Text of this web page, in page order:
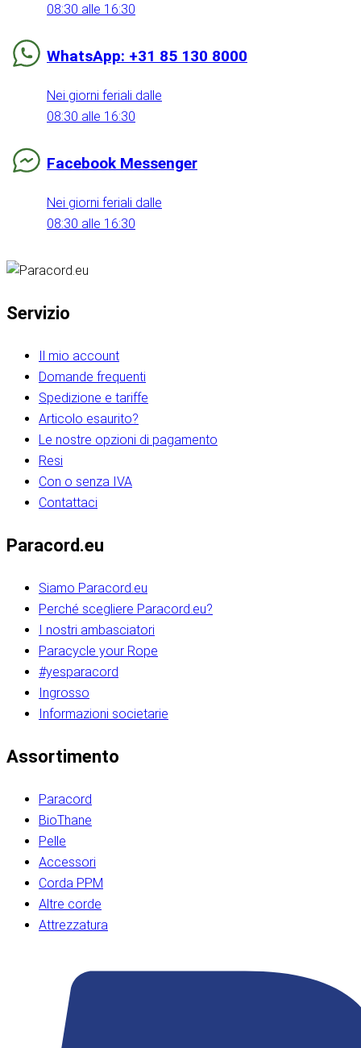
08:30 alle 16:30
WhatsApp: +31 85 130 8000
Nei giorni feriali dalle
08:30 alle 16:30
Facebook Messenger
Nei giorni feriali dalle
08:30 alle 16:30
Servizio
Il mio account
Domande frequenti
Spedizione e tariffe
Articolo esaurito?
Le nostre opzioni di pagamento
Resi
Con o senza IVA
Contattaci
Paracord.eu
Siamo Paracord.eu
Perché scegliere Paracord.eu?
I nostri ambasciatori
Paracycle your Rope
#yesparacord
Ingrosso
Informazioni societarie​​​​‌ ‍ ​‍​‍‌‍ ‌ ​‍‌‍‍‌‌‍‌ ‌‍‍‌‌‍ ‍​‍​‍​ ‍‍​‍​‍‌ ​ ‌‍​‌‌‍ ‍‌‍‍‌‌ ‌​‌ ‍‌​‍ ‍‌‍‍‌‌‍ ​‍​‍​‍ ​​‍​‍‌‍‍​‌ ​‍‌‍‌‌‌‍‌‍​‍​‍​ ‍‍​‍​‍‌‍‍​‌ ‌​‌ ‌​‌ ​​‌ ​ ​ ‍‍​‍ ​‍ ‌ ​​‌‍​‌‌ ​‍‌‍​‌‌‍​ ‌‍ ‌ ​‍‌‍‌​​‍ ‍‌ ​ ‌‍​‌‌‍ ‍‌‍‍‌‌ ‌​‌ ‍‌​‍ ‍‌ ​ ‌ ‌​‌ ‌‌‌‍‌​‌‍‍‌‌‍ ​‍ ‌‍‍‌‌‍ ‍‌ ‌​‌‍‌‌‌‍ ‍‌ ‌​​‍ ‌‍‌‌‌‍‌​‌‍‍‌‌ ‌​​‍ ‌‍ ‌‌‍ ‌‍‌​‌‍‌‌​ ‌‌ ​​‌ ​‍‌‍‌‌‌ ​ ‌‍‌‌‌‍ ‍‌ ‌​‌‍​‌‌ ‌​‌‍‍‌‌‍ ‌‍ ‍​ ‍ ‌‍‍‌‌‍‌​​ ‌‌‍‌‍‌‍ ‌‍ ‌ ‌​‌‍‌‌‌ ​‍​‍ ‌‌‍​‍‌ ​‍‌‍​‌‌‍ ‍‌‍‌​​‍ ‌‌‍‍‌‌‍ ‌‌ ​​‌ ​‍‌‍‍‌‌‍ ‍‌ ‌​​ ‍ ‌ ‌​‌ ‍‌‌ ​​‌‍‌‌​ ‌‌ ‌​‌ ​‍‌‍​‌‌‍ ‍‌ ​ ‌‍ ​‌‍​‌‌ ‌​‌‍‌‌‌‍‌​​‍ ‌‌‍ ‌‌‍‌‌‌ ​ ‌ ​ ‌‍​‌‌‍‌ ‌‍‌‌​ ‍ ‌ ​​‌‍​‌‌ ‌​‌‍‍​​ ‌‌ ‌‍‌‍​‌‌‍ ​‌ ‌‌‌‍‌‌​‍ ‍‌‍‍‌‌ ‌​‌‌ ‌​‍‌‌‌‌​​ ‌‍​‍‌‍​‌‌ ​ ‌‍‌‌‌‌‌‌‌ ​‍‌‍ ​​ ‌‌‍‍​‌ ‌​‌ ‌​‌ ​​‌ ​ ​‍‌‌​ ​ ‌​​‌​‍‌‌​ ​‍‌​‌‍​‍‌‌​ ​‍‌​‌‍‌ ​​‌‍​‌‌ ​‍‌‍​‌‌‍​ ‌‍ ‌ ​‍‌‍‌​​‍ ‍‌ ​ ‌‍​‌‌‍ ‍‌‍‍‌‌ ‌​‌ ‍‌​‍ ‍‌ ​ ‌ ‌​‌ ‌‌‌‍‌​‌‍‍‌‌‍ ​‍‌‍‌‍‍‌‌‍‌​​ ‌‌‍‌‍‌‍ ‌‍ ‌ ‌​‌‍‌‌‌ ​‍​‍ ‌‌‍​‍‌ ​‍‌‍​‌‌‍ ‍‌‍‌​​‍ ‌‌‍‍‌‌‍ ‌‌ ​​‌ ​‍‌‍‍‌‌‍ ‍‌ ‌​​‍‌‍‌ ‌​‌ ‍‌‌ ​​‌‍‌‌​ ‌‌ ‌​‌ ​‍‌‍​‌‌‍ ‍‌ ​ ‌‍ ​‌‍​‌‌ ‌​‌‍‌‌‌‍‌​​‍ ‌‌‍ ‌‌‍‌‌‌ ​ ‌ ​ ‌‍​‌‌‍‌ ‌‍‌‌​‍‌‍‌ ​​‌‍​‌‌ ‌​‌‍‍​​ ‌‌ ‌‍‌‍​‌‌‍ ​‌ ‌‌‌‍‌‌​‍ ‍‌‍‍‌‌ ‌​‌‌ ‌​‍‌‌‌‌​​‍‌‍‌ ​​‌‍‌‌‌ ​‍‌ ​ ‌ ​​‌‍‌‌‌‍​ ‌ ‌​‌‍‍‌‌ ‌‍‌‍‌‌​ ‌‌ ​​‌ ‌‌‌‍​‍‌‍ ​‌‍‍‌‌ ​ ‌‍‍​‌‍‌‌‌‍‌​​‍​‍‌ ‌​​​​‌ ‍ ​‍​‍‌‍ ‌ ​‍‌‍‍‌‌‍‌ ‌‍‍‌‌‍ ‍​‍​‍​ ‍‍​‍​‍‌ ​ ‌‍​‌‌‍ ‍‌‍‍‌‌ ‌​‌ ‍‌​‍ ‍‌‍‍‌‌‍ ​‍​‍​‍ ​​‍​‍‌‍‍​‌ ​‍‌‍‌‌‌‍‌‍​‍​‍​ ‍‍​‍​‍‌‍‍​‌ ‌​‌ ‌​‌ ​​‌ ​ ​ ‍‍​‍ ​‍ ‌ ​​‌‍​‌‌ ​‍‌‍​‌‌‍​ ‌‍ ‌ ​‍‌‍‌​​‍ ‍‌ ​ ‌‍​‌‌‍ ‍‌‍‍‌‌ ‌​‌ ‍‌​‍ ‍‌ ​ ‌ ‌​‌ ‌‌‌‍‌​‌‍‍‌‌‍ ​‍ ‌‍‍‌‌‍ ‍‌ ‌​‌‍‌‌‌‍ ‍‌ ‌​​‍ ‌‍‌‌‌‍‌​‌‍‍‌‌ ‌​​‍ ‌‍ ‌‌‍ ‌‍‌​‌‍‌‌​ ‌‌ ​​‌ ​‍‌‍‌‌‌ ​ ‌‍‌‌‌‍ ‍‌ ‌​‌‍​‌‌ ‌​‌‍‍‌‌‍ ‌‍ ‍​ ‍ ‌‍‍‌‌‍‌​​ ‌‌‍‌‍‌‍ ‌‍ ‌ ‌​‌‍‌‌‌ ​‍​‍ ‌‌‍​‍‌ ​‍‌‍​‌‌‍ ‍‌‍‌​​‍ ‌‌‍‍‌‌‍ ‌‌ ​​‌ ​‍‌‍‍‌‌‍ ‍‌ ‌​​ ‍ ‌ ‌​‌ ‍‌‌ ​​‌‍‌‌​ ‌‌ ‌​‌ ​‍‌‍​‌‌‍ ‍‌ ​ ‌‍ ​‌‍​‌‌ ‌​‌‍‌‌‌‍‌​​‍ ‌‌‍ ‌‌‍‌‌‌ ​ ‌ ​ ‌‍​‌‌‍‌ ‌‍‌‌​ ‍ ‌ ​​‌‍​‌‌ ‌​‌‍‍​​ ‌‌ ‌‍‌‍​‌‌‍ ​‌ ‌‌‌‍‌‌​‍ ‍‌‍‍‌‌ ‌​‌‌ ‌​‍‌‌‌‌​​ ‌‍​‍‌‍​‌‌ ​ ‌‍‌‌‌‌‌‌‌ ​‍‌‍ ​​ ‌‌‍‍​‌ ‌​‌ ‌​‌ ​​‌ ​ ​‍‌‌​ ​ ‌​​‌​‍‌‌​ ​‍‌​‌‍​‍‌‌​ ​‍‌​‌‍‌ ​​‌‍​‌‌ ​‍‌‍​‌‌‍​ ‌‍ ‌ ​‍‌‍‌​​‍ ‍‌ ​ ‌‍​‌‌‍ ‍‌‍‍‌‌ ‌​‌ ‍‌​‍ ‍‌ ​ ‌ ‌​‌ ‌‌‌‍‌​‌‍‍‌‌‍ ​‍‌‍‌‍‍‌‌‍‌​​ ‌‌‍‌‍‌‍ ‌‍ ‌ ‌​‌‍‌‌‌ ​‍​‍ ‌‌‍​‍‌ ​‍‌‍​‌‌‍ ‍‌‍‌​​‍ ‌‌‍‍‌‌‍ ‌‌ ​​‌ ​‍‌‍‍‌‌‍ ‍‌ ‌​​‍‌‍‌ ‌​‌ ‍‌‌ ​​‌‍‌‌​ ‌‌ ‌​‌ ​‍‌‍​‌‌‍ ‍‌ ​ ‌‍ ​‌‍​‌‌ ‌​‌‍‌‌‌‍‌​​‍ ‌‌‍ ‌‌‍‌‌‌ ​ ‌ ​ ‌‍​‌‌‍‌ ‌‍‌‌​‍‌‍‌ ​​‌‍​‌‌ ‌​‌‍‍​​ ‌‌ ‌‍‌‍​‌‌‍ ​‌ ‌‌‌‍‌‌​‍ ‍‌‍‍‌‌ ‌​‌‌ ‌​‍‌‌‌‌​​‍‌‍‌ ​​‌‍‌‌‌ ​‍‌ ​ ‌ ​​‌‍‌‌‌‍​ ‌ ‌​‌‍‍‌‌ ‌‍‌‍‌‌​ ‌‌ ​​‌ ‌‌‌‍​‍‌‍ ​‌‍‍‌‌ ​ ‌‍‍​‌‍‌‌‌‍‌​​‍​‍‌ ‌
Assortimento
Paracord
BioThane
Pelle
Accessori
Corda PPM
Altre corde
Attrezzatura